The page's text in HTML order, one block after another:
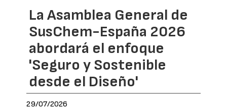
La Asamblea General de
SusChem-España 2026
abordará el enfoque
'Seguro y Sostenible
desde el Diseño'
29/07/2026